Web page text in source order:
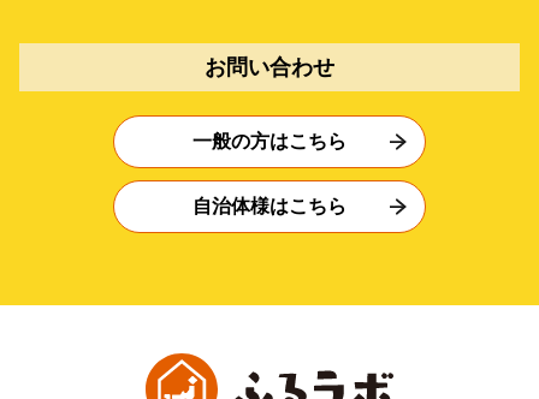
お問い合わせ
一般の方はこちら
自治体様はこちら